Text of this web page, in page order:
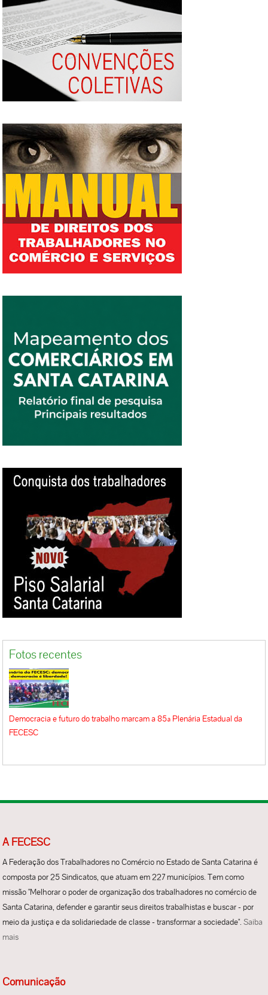
Fotos recentes
Democracia e futuro do trabalho marcam a 85ª Plenária Estadual da
FECESC
A FECESC
A Federação dos Trabalhadores no Comércio no Estado de Santa Catarina é
composta por 25 Sindicatos, que atuam em 227 municípios. Tem como
missão "Melhorar o poder de organização dos trabalhadores no comércio de
Santa Catarina, defender e garantir seus direitos trabalhistas e buscar - por
meio da justiça e da solidariedade de classe - transformar a sociedade".Saiba
mais
Comunicação